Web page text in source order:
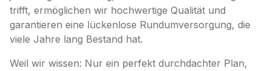
trifft, ermöglichen wir hochwertige Qualität und
garantieren eine lückenlose Rundumversorgung, die
viele Jahre lang Bestand hat.
Weil wir wissen: Nur ein perfekt durchdachter Plan,